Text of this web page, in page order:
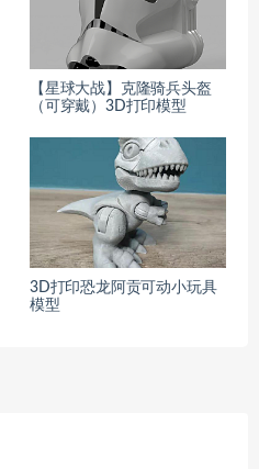
【星球大战】克隆骑兵头盔
（可穿戴）3D打印模型
3D打印恐龙阿贡可动小玩具
模型